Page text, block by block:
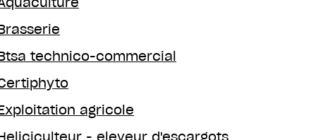
technico-commercial
agricole